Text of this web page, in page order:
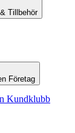
Tillbehör
Företag
Kundklubb